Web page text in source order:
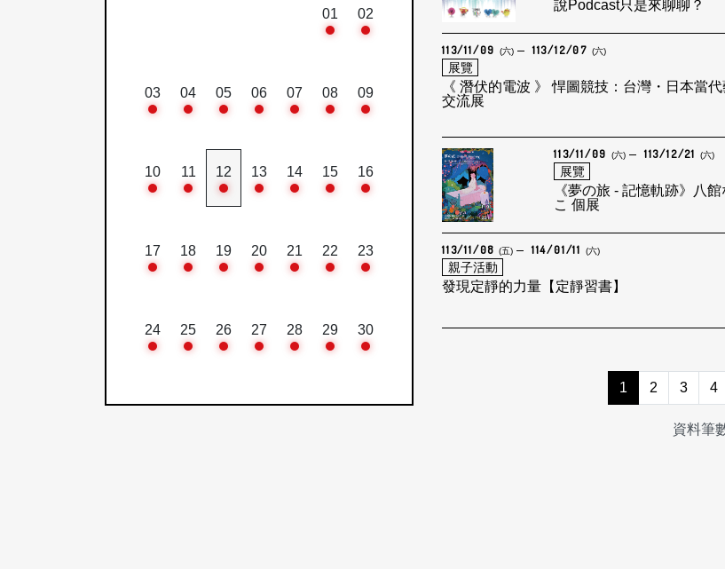
01 02
03 04 05 06 07 08 09
10 11 12 13 14 15 16
17 18 19 20 21 22 23
24 25 26 27 28 29 30
說Podcast只是來聊聊？
113/11/09 (六) 113/12/07 (六)
展覽
《 潛伏的電波 》 悍圖競技：台灣・日本當
交流展
113/11/09 (六) 113/12/21 (六)
展覽
《夢の旅 - 記憶軌跡》八館
こ 個展
113/11/08 (五) 114/01/11 (六)
親子活動
發現定靜的力量【定靜習書】
1 2 3 4
資料筆